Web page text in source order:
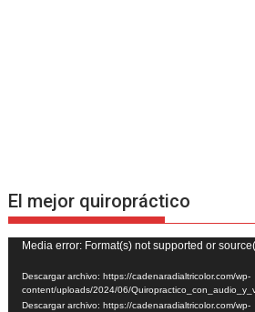
El mejor quiropráctico
Reproductor
de
vídeo
Media error: Format(s) not supported or
Descargar archivo: https://cadenaradialtricolor.com/wp-
content/uploads/2024/06/
Descargar archivo: https://cadenaradialtricolor.com/wp-